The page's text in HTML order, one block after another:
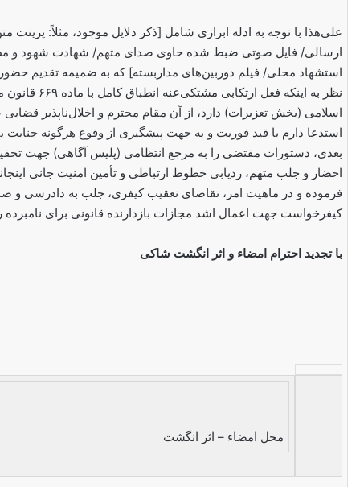
علی‌هذا با توجه به ادله ابرازی شامل [ذکر دلایل موجود، مثلاً: پرینت
ارسالی/ فایل صوتی ضبط شده حاوی صدای متهم/ شهادت شهود و
استشهاد محلی/ فیلم دوربین‌های مداربسته] که به ضمیمه تقدیم
نظر به اینکه فعل ارتکابی
اسلامی (بخش تعزیرات) دارد، از آن مقام محترم و اخلال‌ناپذیر قضایی
استدعا دارم با قید فوریت و به جهت پیشگیری از وقوع هرگونه جنایت
بعدی، دستورات مقتضی را به مرجع انتظامی (پلیس آگاهی) جهت
احضار و جلب متهم، ردیابی خطوط ارتباطی و تأمین امنیت جانی
فرموده و در ماهیت امر، تقاضای تعقیب کیفری، جلب به دادرسی و
کیفرخواست جهت اعمال اشد مجازات بازدارنده قانونی برای نامبرده
با تجدید احترام امضاء و اثر انگشت شاکی
محل امضاء – اثر انگشت